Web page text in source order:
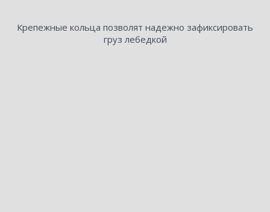
Крепежные кольца позволят надежно зафиксировать
груз лебедкой